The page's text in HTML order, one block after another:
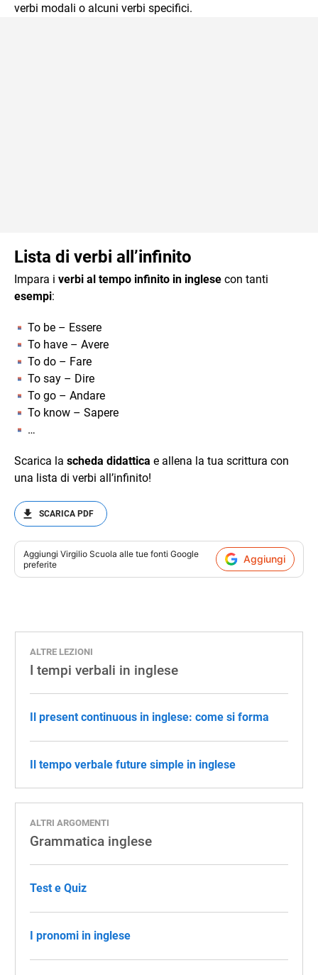
verbi modali o alcuni verbi specifici.
Lista di verbi all’infinito
Impara i verbi al tempo infinito in inglese con tanti
esempi:
To be – Essere
To have – Avere
To do – Fare
To say – Dire
To go – Andare
To know – Sapere
…
Scarica la scheda didattica e allena la tua scrittura con
una lista di verbi all’infinito!
SCARICA PDF
Aggiungi Virgilio Scuola alle tue fonti Google
preferite
Aggiungi
ALTRE LEZIONI
I tempi verbali in inglese
Il present continuous in inglese: come si forma
Il tempo verbale future simple in inglese
ALTRI ARGOMENTI
Grammatica inglese
Test e Quiz
I pronomi in inglese